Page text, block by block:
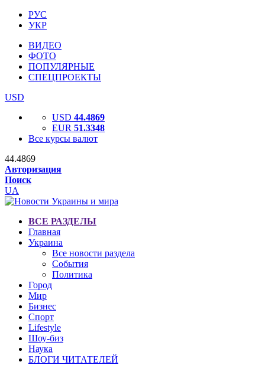
РУС
УКР
ВИДЕО
ФОТО
ПОПУЛЯРНЫЕ
СПЕЦПРОЕКТЫ
USD
USD 44.4869
EUR 51.3348
Все курсы валют
44.4869
Авторизация
Поиск
UA
ВСЕ РАЗДЕЛЫ
Главная
Украина
Все новости раздела
События
Политика
Город
Мир
Бизнес
Спорт
Lifestyle
Шоу-биз
Наука
БЛОГИ ЧИТАТЕЛЕЙ